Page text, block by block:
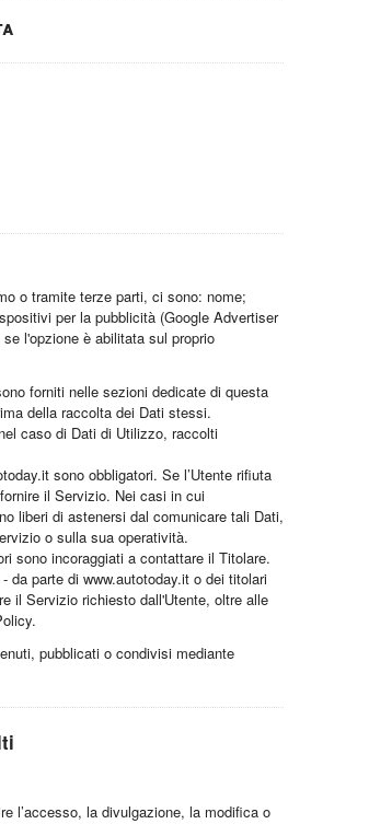
o tramite terze parti, ci sono: nome;
per la pubblicità (Google Advertiser
l'opzione è abilitata sul proprio
forniti nelle sezioni dedicate di questa
della raccolta dei Dati stessi.
caso di Dati di Utilizzo, raccolti
sono obbligatori. Se l’Utente rifiuta
il Servizio. Nei casi in cui
liberi di astenersi dal comunicare tali Dati,
o sulla sua operatività.
sono incoraggiati a contattare il Titolare.
da parte di www.autotoday.it o dei titolari
il Servizio richiesto dall'Utente, oltre alle
pubblicati o condivisi mediante
l’accesso, la divulgazione, la modifica o